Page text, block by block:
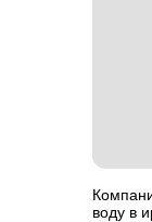
воду в